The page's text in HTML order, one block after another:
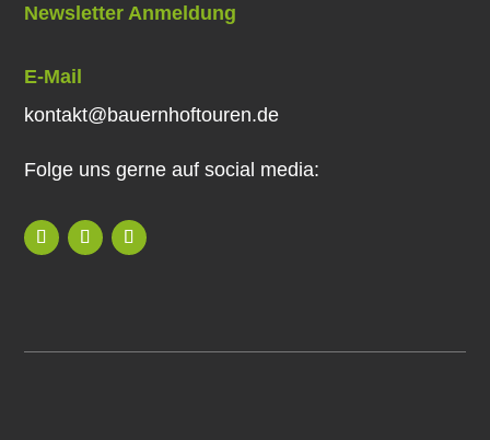
Newsletter Anmeldung
E-Mail
kontakt@bauernhoftouren.de
Folge uns gerne auf social media: